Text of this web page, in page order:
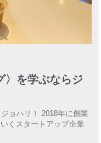
〉を学ぶならジ
ョハリ！ 2018年に創業
くスタートアップ企業